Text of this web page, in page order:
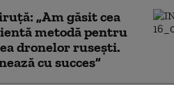
„Am găsit cea
metodă pentru
dronelor rusești.
cu succes”